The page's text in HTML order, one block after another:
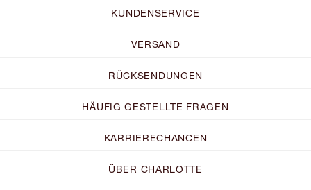
KUNDENSERVICE
VERSAND
RÜCKSENDUNGEN
HÄUFIG GESTELLTE FRAGEN
KARRIERECHANCEN
ÜBER CHARLOTTE